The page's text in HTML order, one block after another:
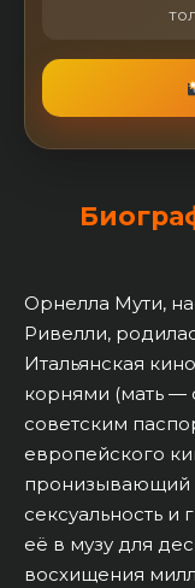
Орнелла Мути,
Ривелли,
Итальянская
корнями (мать —
советским
европейского
пронизывающий
сексуальность и
её в музу для
восхищения